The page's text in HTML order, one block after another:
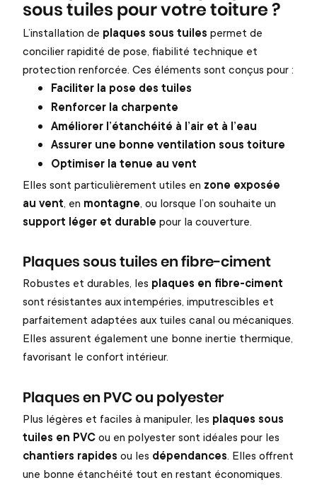
sous tuiles pour votre toiture ?
L’installation de plaques sous tuiles permet de
concilier rapidité de pose, fiabilité technique et
protection renforcée. Ces éléments sont conçus pour :
Faciliter la pose des tuiles
Renforcer la charpente
Améliorer l’étanchéité à l’air et à l’eau
Assurer une bonne ventilation sous toiture
Optimiser la tenue au vent
Elles sont particulièrement utiles en zone exposée
au vent, en montagne, ou lorsque l’on souhaite un
support léger et durable pour la couverture.
Plaques sous tuiles en fibre-ciment
Robustes et durables, les plaques en fibre-ciment
sont résistantes aux intempéries, imputrescibles et
parfaitement adaptées aux tuiles canal ou mécaniques.
Elles assurent également une bonne inertie thermique,
favorisant le confort intérieur.
Plaques en PVC ou polyester
Plus légères et faciles à manipuler, les plaques sous
tuiles en PVCou en polyester sont idéales pour les
chantiers rapides ou les dépendances. Elles offrent
une bonne étanchéité tout en restant économiques.